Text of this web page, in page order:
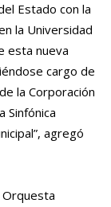
Estado con la
la Universidad
esta nueva
cargo de
la Corporación
Sinfónica
agregó